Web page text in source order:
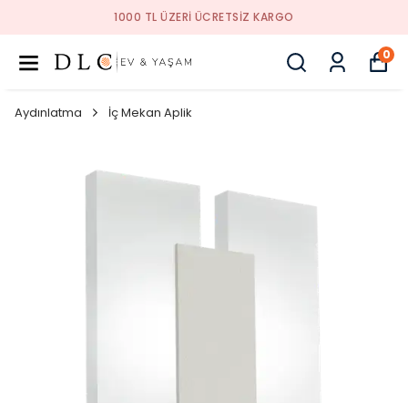
1000 TL ÜZERI ÜCRETSIZ KARGO
0
Aydınlatma İç Mekan Aplik